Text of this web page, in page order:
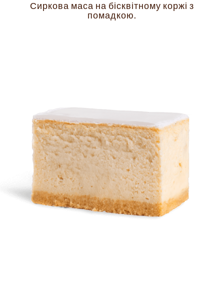
Сиркова маса на бісквітному коржі з
помадкою.